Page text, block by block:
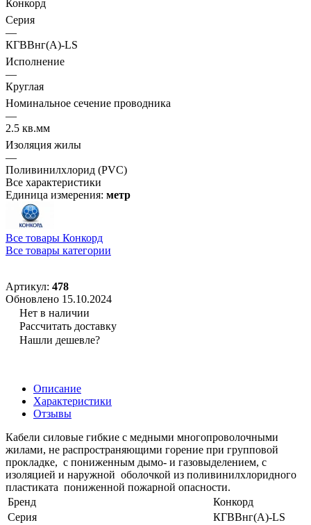
Конкорд
Серия
—
КГВВнг(А)-LS
Исполнение
—
Круглая
Номинальное сечение проводника
—
2.5 кв.мм
Изоляция жилы
—
Поливинилхлорид (PVC)
Все характеристики
Единица измерения: метр
Все товары Конкорд
Все товары категории
Артикул: 478
Обновлено 15.10.2024
Нет в наличии
Рассчитать доставку
Нашли дешевле?
Описание
Характеристики
Отзывы
Кабели силовые гибкие с медными многопроволочными
жилами, не распространяющими горение при групповой
прокладке, с пониженным дымо- и газовыделением, с
изоляцией и наружной оболочкой из поливинилхлоридного
пластиката пониженной пожарной опасности.
Бренд
Конкорд
Серия
КГВВнг(А)-LS